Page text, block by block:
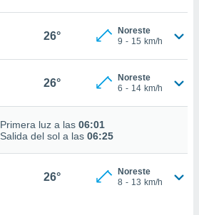
26°
Noreste
9 - 15 km/h
26°
Noreste
6 - 14 km/h
Primera luz a las 06:01
Salida del sol a las 06:25
26°
Noreste
8 - 13 km/h